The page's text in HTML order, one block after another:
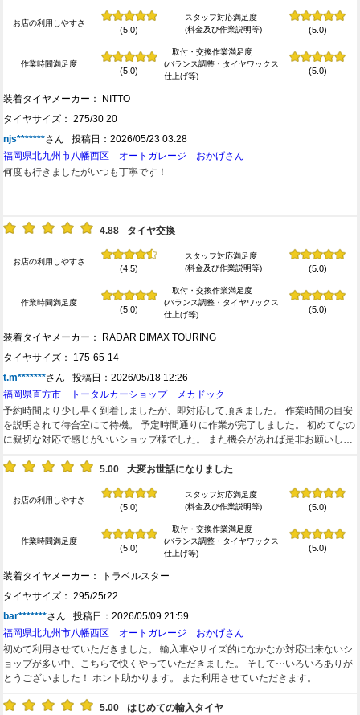
お店の利用しやすさ
(5.0)
スタッフ対応満足度
(料金及び作業説明等)
(5.0)
作業時間満足度
(5.0)
取付・交換作業満足度
(バランス調整・タイヤワックス
仕上げ等)
(5.0)
装着タイヤメーカー： NITTO
タイヤサイズ： 275/30 20
njs*******さん 投稿日：2026/05/23 03:28
福岡県北九州市八幡西区 オートガレージ おかげさん
何度も行きましたがいつも丁寧です！
4.88 タイヤ交換
お店の利用しやすさ
(4.5)
スタッフ対応満足度
(料金及び作業説明等)
(5.0)
作業時間満足度
(5.0)
取付・交換作業満足度
(バランス調整・タイヤワックス
仕上げ等)
(5.0)
装着タイヤメーカー： RADAR DIMAX TOURING
タイヤサイズ： 175-65-14
t.m*******さん 投稿日：2026/05/18 12:26
福岡県直方市 トータルカーショップ メカドック
予約時間より少し早く到着しましたが、即対応して頂きました。 作業時間の目安
を説明されて待合室にて待機。 予定時間通りに作業が完了しました。 初めてなの
に親切な対応で感じがいいショップ様でした。 また機会があれば是非お願いしま
5.00
大変お世話になりました
お店の利用しやすさ
(5.0)
スタッフ対応満足度
(料金及び作業説明等)
(5.0)
作業時間満足度
(5.0)
取付・交換作業満足度
(バランス調整・タイヤワックス
仕上げ等)
(5.0)
装着タイヤメーカー： トラベルスター
タイヤサイズ： 295/25r22
bar*******さん 投稿日：2026/05/09 21:59
福岡県北九州市八幡西区 オートガレージ おかげさん
初めて利用させていただきました。 輸入車やサイズ的になかなか対応出来ないシ
ョップが多い中、こちらで快くやっていただきました。 そして⋯いろいろありが
とうございました！ ホント助かります。 また利用させていただきます。
5.00 はじめての輸入タイヤ